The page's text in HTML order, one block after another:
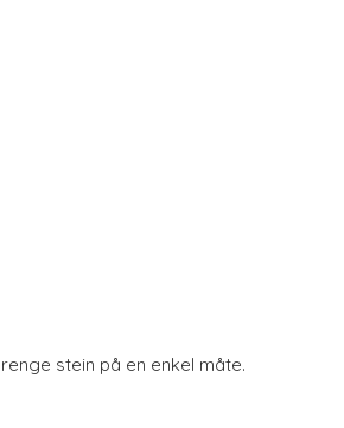
stein på en enkel måte.